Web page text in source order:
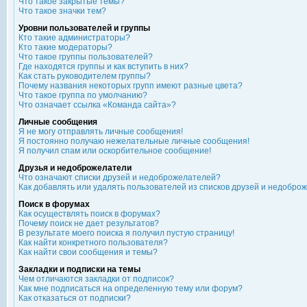
Что такое значки тем?
Уровни пользователей и группы
Кто такие администраторы?
Кто такие модераторы?
Что такое группы пользователей?
Где находятся группы и как вступить в них?
Как стать руководителем группы?
Почему названия некоторых групп имеют разные цвета?
Что такое группа по умолчанию?
Что означает ссылка «Команда сайта»?
Личные сообщения
Я не могу отправлять личные сообщения!
Я постоянно получаю нежелательные личные сообщения!
Я получил спам или оскорбительное сообщение!
Друзья и недоброжелатели
Что означают списки друзей и недоброжелателей?
Как добавлять или удалять пользователей из списков друзей и
Поиск в форумах
Как осуществлять поиск в форумах?
Почему поиск не дает результатов?
В результате моего поиска я получил пустую страницу!
Как найти конкретного пользователя?
Как найти свои сообщения и темы?
Закладки и подписки на темы
Чем отличаются закладки от подписок?
Как мне подписаться на определенную тему или форум?
Как отказаться от подписки?